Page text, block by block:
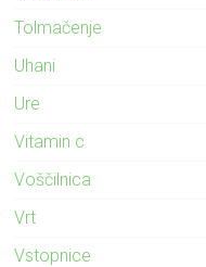
Tolmačenje
Uhani
Ure
Vitamin c
Voščilnica
Vrt
Vstopnice